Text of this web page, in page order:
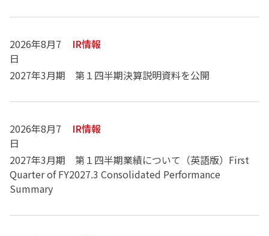
2026年8月7
日
IR情報
2027年3月期 第１四半期決算説明資料を公開
2026年8月7
日
IR情報
2027年3月期 第１四半期業績について（英語版）First
Quarter of FY2027.3 Consolidated Performance
Summary